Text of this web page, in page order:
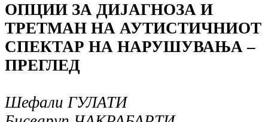
ОПЦИИ ЗА ДИЈАГНОЗА И
ТРЕТМАН НА АУТИСТИЧНИОТ
СПЕКТАР НА НАРУШУВАЊА –
ПРЕГЛЕД
Шефали ГУЛАТИ